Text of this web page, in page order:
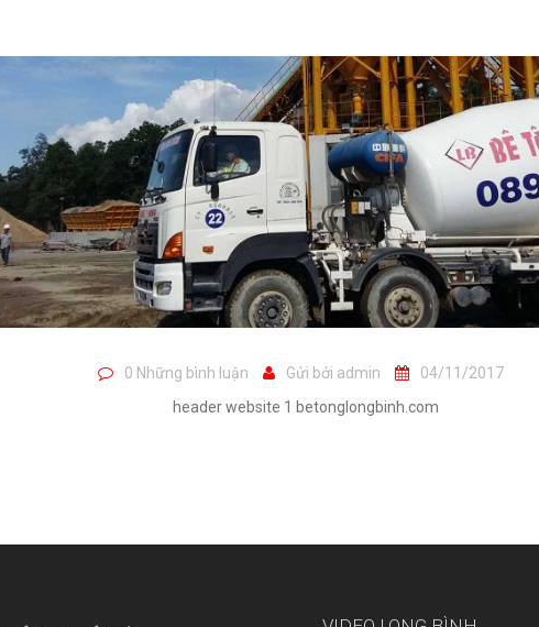
0 Những bình luận Gửi bởi admin
04/11/2017
header website 1 betonglongbinh.com